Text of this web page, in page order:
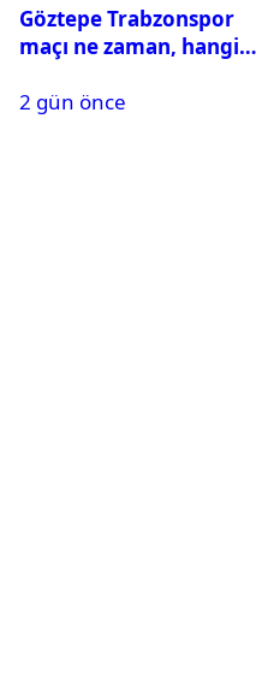
Göztepe Trabzonspor
maçı ne zaman, hangi
oynayacak mı?
2 gün önce